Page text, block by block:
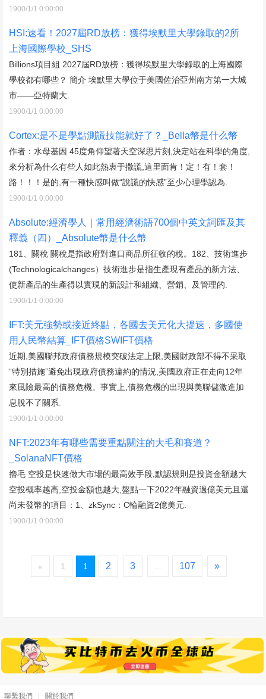
1900/1/1 0:00:00
HSI:速看！2027屆RD放榜：獲得埃默里大學錄取的2所
上海國際學校_SHS
Billions項目組 2027屆RD放榜：獲得埃默里大學錄取的上海國際
學校都有哪些？ 簡介 埃默里大學位于美國佐治亞州南方第一大城
市——亞特蘭大.
1900/1/1 0:00:00
Cortex:是不是學點測謊技能就好了？_Bella幣是什么幣
作者：水母基因 45度角仰望著天空深思片刻,決定站在科學的角度,
來分析為什么有些人如此熱衷于撒謊,這里面肯！定！有！套！
路！！！是的,有一種快感叫做“說謊的快感”至少心理學認為.
1900/1/1 0:00:00
Absolute:經濟學人｜常用經濟術語700個中英文詞匯及其
釋義（四）_Absolute幣是什么幣
181、關稅 關稅是指政府對進口商品所征收的稅。182、技術進步
(Technologicalchanges）技術進步是指生產現有產品的新方法、
使新產品的生產得以實現的新設計和組織、營銷、及管理的.
1900/1/1 0:00:00
IFT:美元強勢或接近終點，各國去美元化大提速，多國使
用人民幣結算_IFT價格SWIFT價格
近期,美國聯邦政府債務規模突破法定上限,美國財政部不得不采取
“特別措施”避免出現政府債務違約的情況,美國政府正在走向12年
來風險最高的債務危機。事實上,債務危機的出現與美聯儲激進加
息脫不了關系.
1900/1/1 0:00:00
NFT:2023年有哪些需要重點關注的大毛和賽道？
_SolanaNFT價格
擼毛 空投是快速做大市場的最高效手段,默認規則是投資金額越大
空投概率越高,空投金額也越大,盤點一下2022年融資過億美元且還
尚未發幣的項目：1、zkSync：C輪融資2億美元.
1900/1/1 0:00:00
« 1 1 2 3 107 »
聯繫我們 關於我們